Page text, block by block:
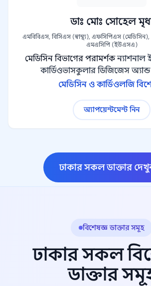
ডাঃ মোঃ সোহেল
এমবিবিএস, বিসিএস (স্বাস্থ্য), এফসিপিএস
এমএসিপি (ইউএসএ)
মেডিসিন বিভাগের পরামর্শক ন্যাশনাল
কার্ডিওভাসকুলার ডিজিজেস
মেডিসিন ও কার্ডিওলজি
অ্যাপয়েন্টমেন্ট নিন
ঢাকার সকল ডাক্তার
বিশেষজ্ঞ ডাক্তার সমূহ
ঢাকার সকল
ডাক্তার